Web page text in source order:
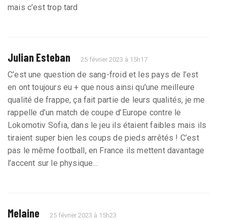
mais c’est trop tard
Julian Esteban 25 février 2023 à 15h17
C’est une question de sang-froid et les pays de l’est
en ont toujours eu + que nous ainsi qu’une meilleure
qualité de frappe, ça fait partie de leurs qualités, je me
rappelle d’un match de coupe d’Europe contre le
Lokomotiv Sofia, dans le jeu ils étaient faibles mais ils
tiraient super bien les coups de pieds arrêtés ! C’est
pas le même football, en France ils mettent davantage
l’accent sur le physique...
Melaine 25 février 2023 à 15h23